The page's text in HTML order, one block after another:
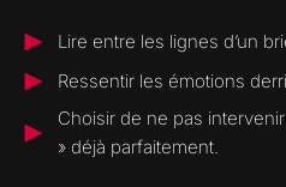
Lire entre les lignes d’un
Ressentir les émotions
Choisir de ne pas
» déjà parfaitement.